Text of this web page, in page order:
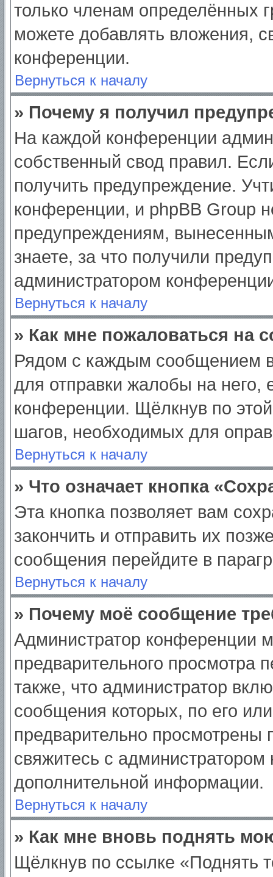
только членам определённых
можете добавлять вложения,
конференции.
Вернуться к началу
» Почему я получил
На каждой конференции
собственный свод правил.
получить предупреждение.
конференции, и phpBB Group
предупреждениям,
знаете, за что получили
администратором
Вернуться к началу
» Как мне пожаловаться на
Рядом с каждым сообщением
для отправки жалобы на него,
конференции. Щёлкнув по
шагов, необходимых для
Вернуться к началу
» Что означает кнопка
Эта кнопка позволяет вам
закончить и отправить их
сообщения перейдите в
Вернуться к началу
» Почему моё сообщение
Администратор конференции
предварительного просмотра
также, что администратор
сообщения которых, по его
предварительно просмотрены
свяжитесь с
дополнительной информации.
Вернуться к началу
» Как мне вновь поднять
Щёлкнув по ссылке «Поднять